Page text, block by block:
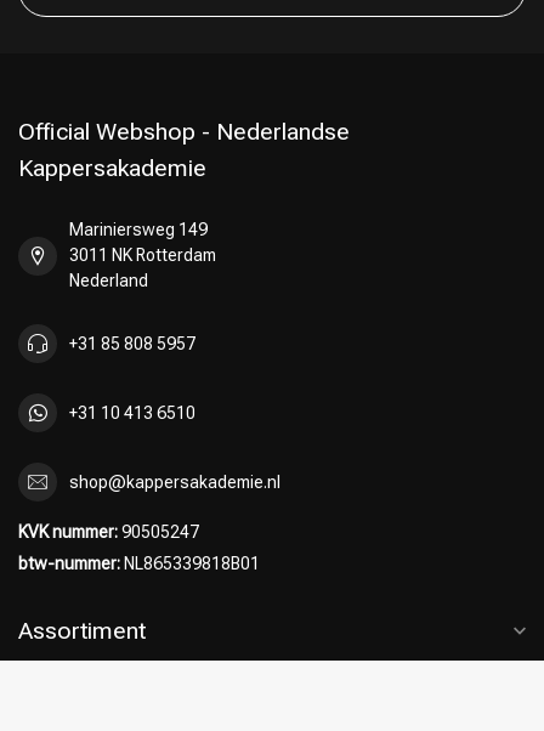
Official Webshop - Nederlandse
Kappersakademie
Mariniersweg 149
3011 NK Rotterdam
Nederland
+31 85 808 5957
+31 10 413 6510
shop@kappersakademie.nl
KVK nummer:90505247
btw-nummer: NL865339818B01
Assortiment